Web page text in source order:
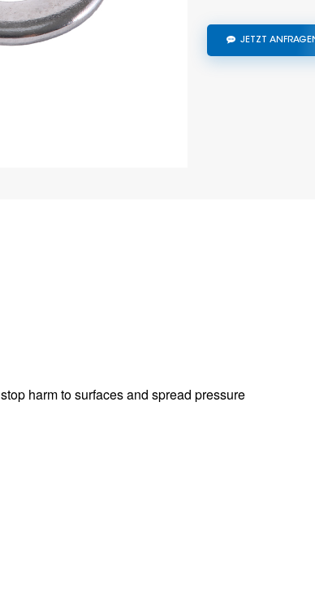
JETZT
stop harm to surfaces and spread pressure